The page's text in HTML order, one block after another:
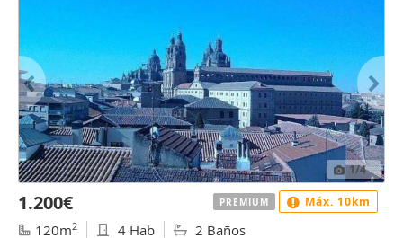
1/4
1.200€
120m2 4 Hab 2 Baños
PREMIUM Máx. 10km